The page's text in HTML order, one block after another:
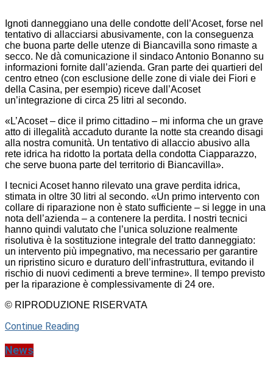
Ignoti danneggiano una delle condotte dell’Acoset, forse nel
tentativo di allacciarsi abusivamente, con la conseguenza
che buona parte delle utenze di Biancavilla sono rimaste a
secco. Ne dà comunicazione il sindaco Antonio Bonanno su
informazioni fornite dall’azienda. Gran parte dei quartieri del
centro etneo (con esclusione delle zone di viale dei Fiori e
della Casina, per esempio) riceve dall’Acoset
un’integrazione di circa 25 litri al secondo.
«L’Acoset – dice il primo cittadino – mi informa che un grave
atto di illegalità accaduto durante la notte sta creando disagi
alla nostra comunità. Un tentativo di allaccio abusivo alla
rete idrica ha ridotto la portata della condotta Ciapparazzo,
che serve buona parte del territorio di Biancavilla».
I tecnici Acoset hanno rilevato una grave perdita idrica,
stimata in oltre 30 litri al secondo. «Un primo intervento con
collare di riparazione non è stato sufficiente – si legge in una
nota dell’azienda – a contenere la perdita. I nostri tecnici
hanno quindi valutato che l’unica soluzione realmente
risolutiva è la sostituzione integrale del tratto danneggiato:
un intervento più impegnativo, ma necessario per garantire
un ripristino sicuro e duraturo dell’infrastruttura, evitando il
rischio di nuovi cedimenti a breve termine». Il tempo previsto
per la riparazione è complessivamente di 24 ore.
© RIPRODUZIONE RISERVATA
Continue Reading
News